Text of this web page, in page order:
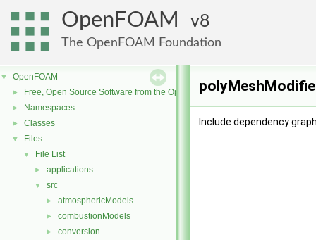
OpenFOAM 8
The OpenFOAM Foundation
▼ OpenFOAM
► Free, Open Source Software from the OpenFOAM Foundation
► Namespaces
► Classes
▼ Files
▼ File List
► applications
▼ src
► atmosphericModels
► combustionModels
► conversion
Include dependency